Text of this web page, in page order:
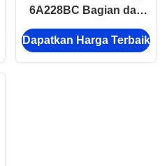
6A228BC Bagian dari
Seri Drive Tensioner
Bearing Belt
Dapatkan Harga Terbaik